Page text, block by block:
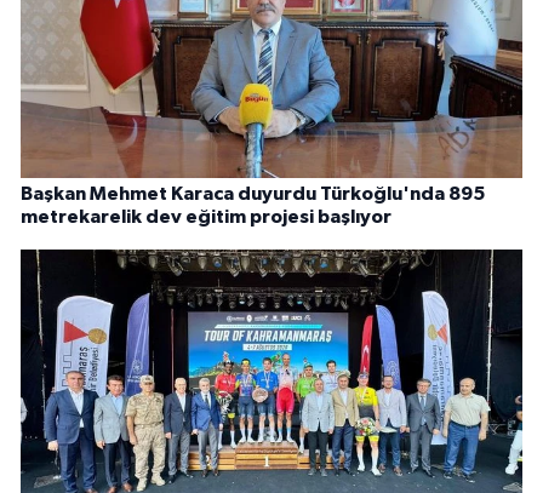
Başkan Mehmet Karaca duyurdu Türkoğlu'nda 895
metrekarelik dev eğitim projesi başlıyor